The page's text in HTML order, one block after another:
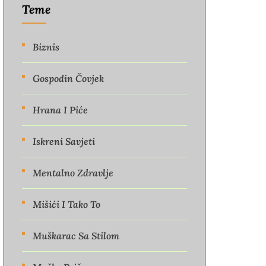
Teme
Biznis
Gospodin Čovjek
Hrana I Piće
Iskreni Savjeti
Mentalno Zdravlje
Mišići I Tako To
Muškarac Sa Stilom